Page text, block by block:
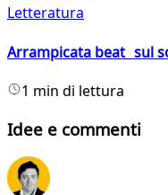
Letteratura
Arrampicata beat sul
1 min di lettura
Idee e commenti